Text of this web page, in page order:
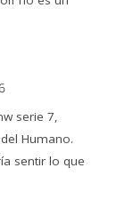
serie 7,
Humano.
sentir lo que